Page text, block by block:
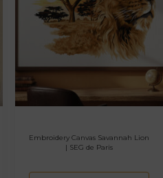
Embroidery Canvas Savannah Lion
| SEG de Paris